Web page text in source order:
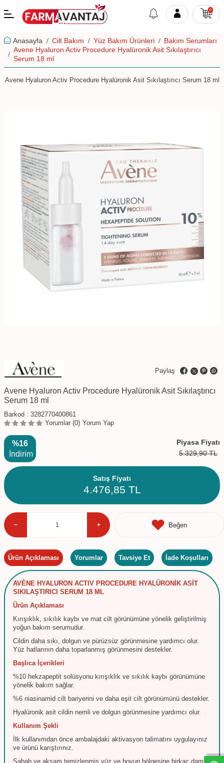
0
Anasayfa Cilt Bakım Yüz Bakım Ürünleri
Bakım Serumları
Avene Hyaluron Activ Procedure Hyalüronik Asit Sıkılaştırıcı
Serum 18 ml
Avene Hyaluron Activ Procedure Hyalüronik Asit Sıkılaştırıcı Serum 18 ml
Paylaş
Avene Hyaluron Activ Procedure Hyalüronik Asit Sıkılaştırıcı
Serum 18 ml
Barkod : 3282770400861
Yorumlar (0) Yorum Yap
%16
İndirim
Piyasa Fiyatı
5.329,90TL
Satış Fiyatı
4.476,85 TL
Beğen
Ürün Açıklaması Yorumlar Tavsiye Et İade Koşulları
AVÈNE HYALURON ACTIV PROCEDURE HYALÜRONİK ASİT
SIKILAŞTIRICI SERUM 18 ML
Ürün Açıklaması
Kırışıklık, sıkılık kaybı ve mat cilt görünümüne yönelik geliştirilmiş
yoğun bakım serumudur.
Cildin daha sıkı, dolgun ve pürüzsüz görünmesine yardımcı olur.
Yüz hatlarının daha toparlanmış görünmesini destekler.
Başlıca İçerikleri
%10 hekzapeptit solüsyonu kırışıklık ve sıkılık kaybı görünümüne
yönelik bakım sağlar.
%6 niasinamid cilt bariyerini ve daha eşit cilt görünümünü destekler.
Hyalüronik asit cildin nemli ve dolgun görünmesine yardımcı olur.
Kullanım Şekli
İlk kullanımdan önce ambalajdaki aktivasyon talimatını uygulayınız
ve ürünü karıştırınız.
Sabah ve akşam temizlenmiş yüz ve boyun bölgesine birkaç damla